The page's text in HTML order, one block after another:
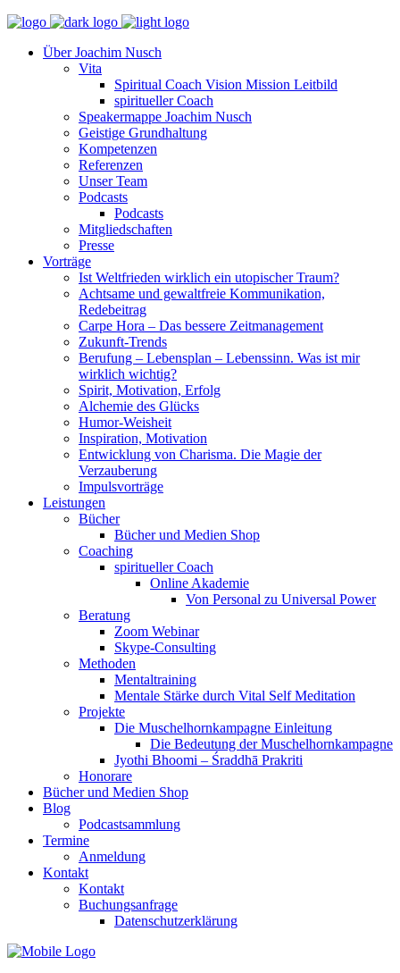
Über Joachim Nusch
Vita
Spiritual Coach Vision Mission Leitbild
spiritueller Coach
Speakermappe Joachim Nusch
Geistige Grundhaltung
Kompetenzen
Referenzen
Unser Team
Podcasts
Podcasts
Mitgliedschaften
Presse
Vorträge
Ist Weltfrieden wirklich ein utopischer Traum?
Achtsame und gewaltfreie Kommunikation,
Redebeitrag
Carpe Hora – Das bessere Zeitmanagement
Zukunft-Trends
Berufung – Lebensplan – Lebenssinn. Was ist mir
wirklich wichtig?
Spirit, Motivation, Erfolg
Alchemie des Glücks
Humor-Weisheit
Inspiration, Motivation
Entwicklung von Charisma. Die Magie der
Verzauberung
Impulsvorträge
Leistungen
Bücher
Bücher und Medien Shop
Coaching
spiritueller Coach
Online Akademie
Von Personal zu Universal Power
Beratung
Zoom Webinar
Skype-Consulting
Methoden
Mentaltraining
Mentale Stärke durch Vital Self Meditation
Projekte
Die Muschelhornkampagne Einleitung
Die Bedeutung der Muschelhornkampagne
Jyothi Bhoomi – Śraddhā Prakriti
Honorare
Bücher und Medien Shop
Blog
Podcastsammlung
Termine
Anmeldung
Kontakt
Kontakt
Buchungsanfrage
Datenschutzerklärung